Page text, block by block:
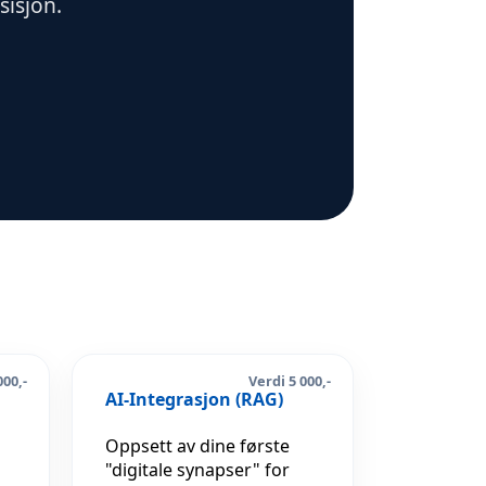
Verdi 5 000,-
AI-Integrasjon (RAG)
Oppsett av dine første
"digitale synapser" for